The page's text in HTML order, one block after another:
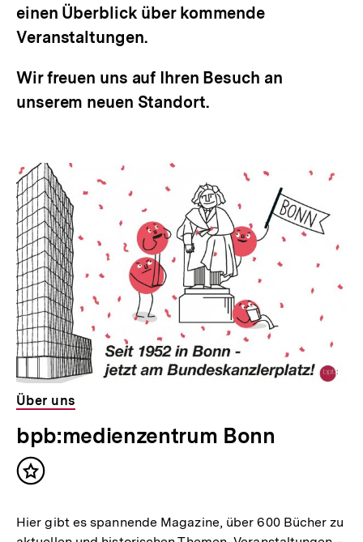
einen Überblick über kommende
Veranstaltungen.
Wir freuen uns auf Ihren Besuch an
unserem neuen Standort.
Über uns
bpb:medienzentrum Bonn
Inhalt
Hier gibt es spannende Magazine, über 600 Bücher zu